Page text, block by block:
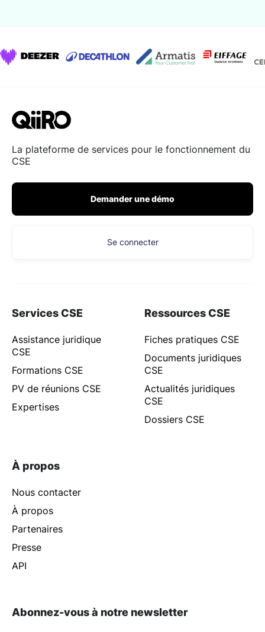
La plateforme de services pour le fonctionnement du
CSE
Demander une démo
Se connecter
Services CSE
Assistance juridique
CSE
Formations CSE
PV de réunions CSE
Expertises
Ressources CSE
Fiches pratiques CSE
Documents juridiques
CSE
Actualités juridiques
CSE
Dossiers CSE
À propos
Nous contacter
À propos
Partenaires
Presse
API
Abonnez-vous à notre newsletter